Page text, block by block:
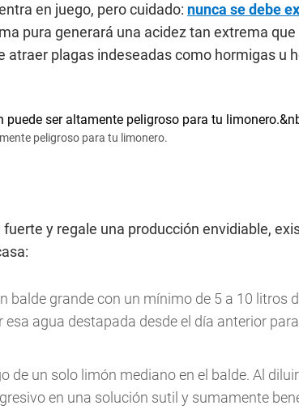
en juego, pero cuidado: nunca se debe
pura generará una acidez tan extrema
atraer plagas indeseadas como hormigas u
peligroso para tu limonero.
fuerte y regale una producción envidiable,
balde grande con un mínimo de 5 a 10 litros
agua destapada desde el día anterior
de un solo limón mediano en el balde. Al
en una solución sutil y sumamente